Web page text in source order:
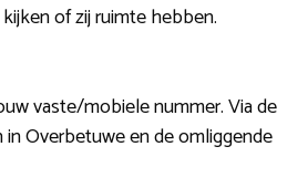
of zij ruimte hebben.
vaste/mobiele nummer. Via de
Overbetuwe en de omliggende